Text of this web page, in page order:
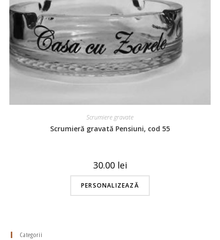
Scrumiere gravate
Scrumieră gravată Pensiuni, cod 55
30.00 lei
PERSONALIZEAZĂ
Categorii